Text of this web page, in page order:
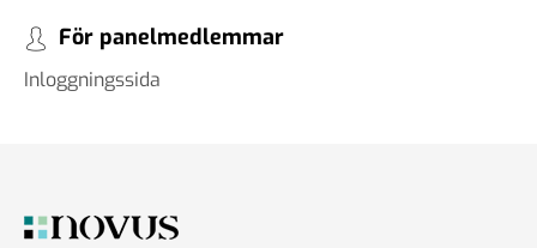
För panelmedlemmar
Inloggningssida